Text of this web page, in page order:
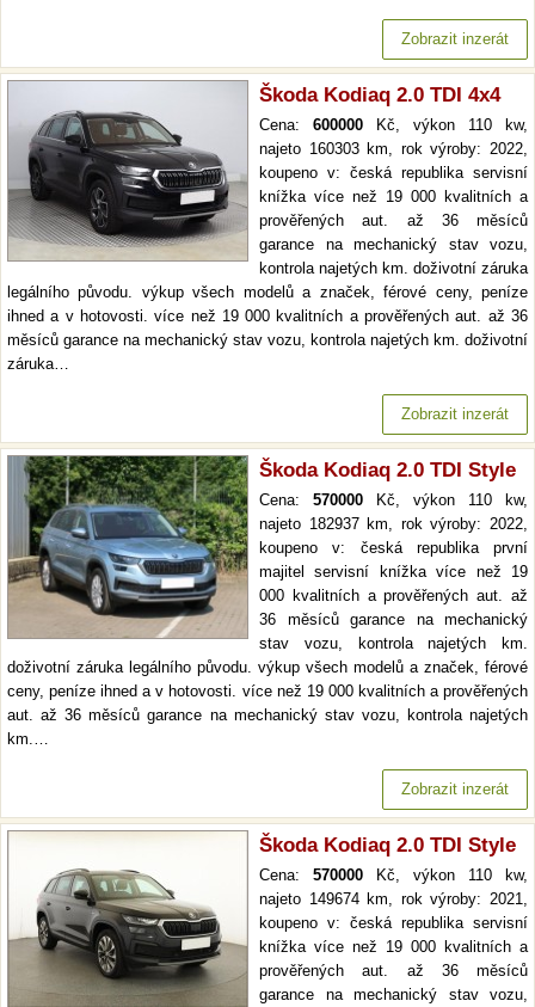
Zobrazit inzerát
Škoda Kodiaq 2.0 TDI 4x4
Cena: 600000 Kč, výkon 110 kw,
najeto 160303 km, rok výroby: 2022,
koupeno v: česká republika servisní
knížka více než 19 000 kvalitních a
prověřených aut. až 36 měsíců
garance na mechanický stav vozu,
kontrola najetých km. doživotní záruka
legálního původu. výkup všech modelů a značek, férové ceny, peníze
ihned a v hotovosti. více než 19 000 kvalitních a prověřených aut. až 36
měsíců garance na mechanický stav vozu, kontrola najetých km. doživotní
záruka…
Zobrazit inzerát
Škoda Kodiaq 2.0 TDI Style
Cena: 570000 Kč, výkon 110 kw,
najeto 182937 km, rok výroby: 2022,
koupeno v: česká republika první
majitel servisní knížka více než 19
000 kvalitních a prověřených aut. až
36 měsíců garance na mechanický
stav vozu, kontrola najetých km.
doživotní záruka legálního původu. výkup všech modelů a značek, férové
ceny, peníze ihned a v hotovosti. více než 19 000 kvalitních a prověřených
aut. až 36 měsíců garance na mechanický stav vozu, kontrola najetých
km.…
Zobrazit inzerát
Škoda Kodiaq 2.0 TDI Style
Cena: 570000 Kč, výkon 110 kw,
najeto 149674 km, rok výroby: 2021,
koupeno v: česká republika servisní
knížka více než 19 000 kvalitních a
prověřených aut. až 36 měsíců
garance na mechanický stav vozu,